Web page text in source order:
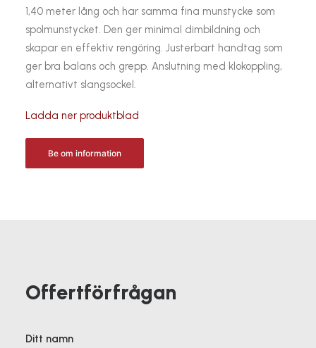
1,40 meter lång och har samma fina munstycke som
spolmunstycket. Den ger minimal dimbildning och
skapar en effektiv rengöring. Justerbart handtag som
ger bra balans och grepp. Anslutning med klokoppling,
alternativt slangsockel.
Ladda ner produktblad
Be om information
Offertförfrågan
Ditt namn